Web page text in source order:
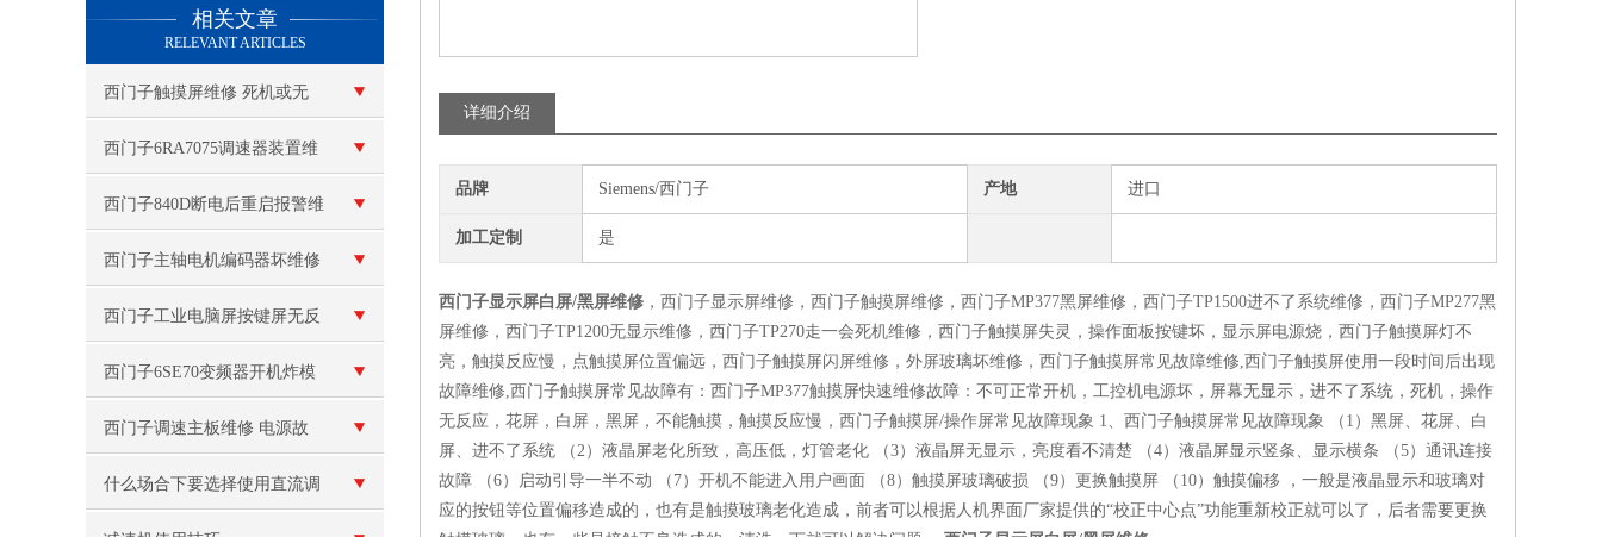
相关文章
RELEVANT ARTICLES
西门子触摸屏维修 死机或无
法启动
西门子6RA7075调速器装置维
修
西门子840D断电后重启报警维
修
西门子主轴电机编码器坏维修
（主轴电机轴承坏）
西门子工业电脑屏按键屏无反
应维修
西门子6SE70变频器开机炸模
块维修
西门子调速主板维修 电源故
障
什么场合下要选择使用直流调
详细介绍
品牌 Siemens/西门子 产地 进口
加工定制 是
西门子显示屏白屏/黑屏维修 ，西门子显示屏维修，西门子触摸屏维修，西门子MP377黑屏维修，西门子TP1500进不了系统维修，西门子MP277黑
屏维修，西门子TP1200无显示维修，西门子TP270走一会死机维修，西门子触摸屏失灵，操作面板按键坏，显示屏电源烧，西门子触摸屏灯不
亮，触摸反应慢，点触摸屏位置偏远，西门子触摸屏闪屏维修，外屏玻璃坏维修，西门子触摸屏常见故障维修,西门子触摸屏使用一段时间后出现
故障维修,西门子触摸屏常见故障有：西门子MP377触摸屏快速维修故障：不可正常开机，工控机电源坏，屏幕无显示，进不了系统，死机，操作
无反应，花屏，白屏，黑屏，不能触摸，触摸反应慢，西门子触摸屏/操作屏常见故障现象 1、西门子触摸屏常见故障现象 （1）黑屏、花屏、白
屏、进不了系统 （2）液晶屏老化所致，高压低，灯管老化 （3）液晶屏无显示，亮度看不清楚 （4）液晶屏显示竖条、显示横条 （5）通讯连接
故障 （6）启动引导一半不动 （7）开机不能进入用户画面 （8）触摸屏玻璃破损 （9）更换触摸屏 （10）触摸偏移 ，一般是液晶显示和玻璃对
应的按钮等位置偏移造成的，也有是触摸玻璃老化造成，前者可以根据人机界面厂家提供的“校正中心点”功能重新校正就可以了，后者需要更换